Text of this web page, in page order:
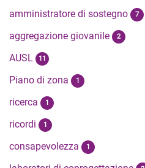
amministratore di sostegno 7
aggregazione giovanile 2
AUSL 11
Piano di zona 1
ricerca 1
ricordi 1
consapevolezza 1